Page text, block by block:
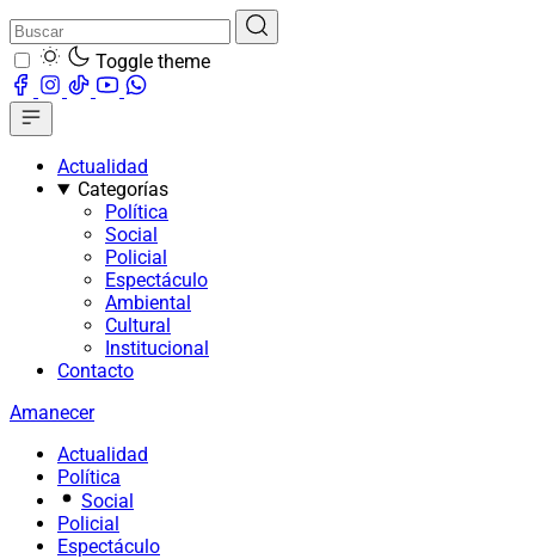
Toggle theme
Actualidad
Categorías
Política
Social
Policial
Espectáculo
Ambiental
Cultural
Institucional
Contacto
Amanecer
Actualidad
Política
Social
Policial
Espectáculo